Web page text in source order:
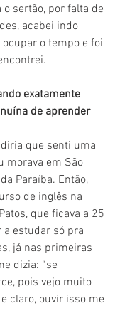
sertão, por falta de
acabei indo
o tempo e foi
exatamente
de aprender
que senti uma
morava em São
Paraíba. Então,
de inglês na
que ficava a 25
estudar só pra
já nas primeiras
dizia: “se
pois vejo muito
claro, ouvir isso me